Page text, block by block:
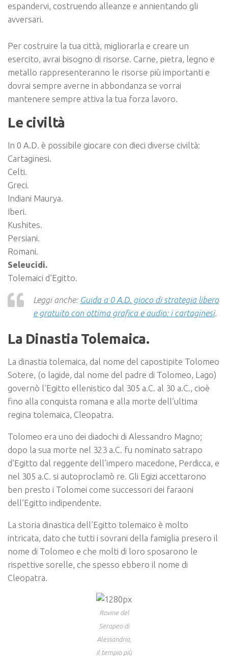
espandervi, costruendo alleanze e annientando gli
avversari.
Per costruire la tua città, migliorarla e creare un
esercito, avrai bisogno di risorse. Carne, pietra, legno e
metallo rappresenteranno le risorse più importanti e
dovrai sempre averne in abbondanza se vorrai
mantenere sempre attiva la tua forza lavoro.
Le civiltà
In 0 A.D. è possibile giocare con dieci diverse civiltà:
Cartaginesi.
Celti.
Greci.
Indiani Maurya.
Iberi.
Kushites.
Persiani.
Romani.
Seleucidi.
Tolemaici d’Egitto.
Leggi anche: Guida a 0 A.D. gioco di strategia libero
e gratuito con ottima grafica e audio: i cartaginesi.
La Dinastia Tolemaica.
La dinastia tolemaica, dal nome del capostipite Tolomeo
Sotere, (o lagide, dal nome del padre di Tolomeo, Lago)
governò l’Egitto ellenistico dal 305 a.C. al 30 a.C., cioè
fino alla conquista romana e alla morte dell’ultima
regina tolemaica, Cleopatra.
Tolomeo era uno dei diadochi di Alessandro Magno;
dopo la sua morte nel 323 a.C. fu nominato satrapo
d’Egitto dal reggente dell’impero macedone, Perdicca, e
nel 305 a.C. si autoproclamò re. Gli Egizi accettarono
ben presto i Tolomei come successori dei faraoni
dell’Egitto indipendente.
La storia dinastica dell’Egitto tolemaico è molto
intricata, dato che tutti i sovrani della famiglia presero il
nome di Tolomeo e che molti di loro sposarono le
rispettive sorelle, che spesso ebbero il nome di
Cleopatra.
Rovine del
Serapeo di
Alessandria,
il tempio più